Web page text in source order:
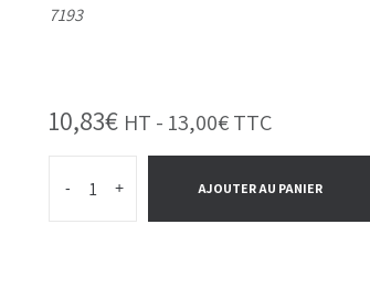
7193
10,83€ HT - 13,00€TTC
- + AJOUTER AU PANIER